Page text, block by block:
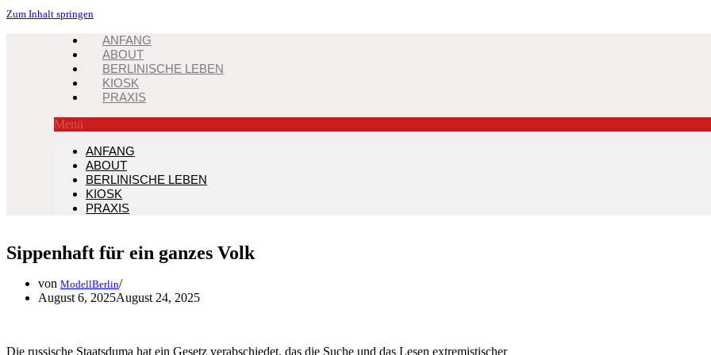
Zum Inhalt springen
ANFANG
ABOUT
BERLINISCHE LEBEN
KIOSK
PRAXIS
Menü
ANFANG
ABOUT
BERLINISCHE LEBEN
KIOSK
PRAXIS
Sippenhaft für ein ganzes Volk
von ModellBerlin
August 6, 2025August 24, 2025
Die russische Staatsduma hat ein Gesetz verabschiedet, das die Suche und das Lesen extremistischer